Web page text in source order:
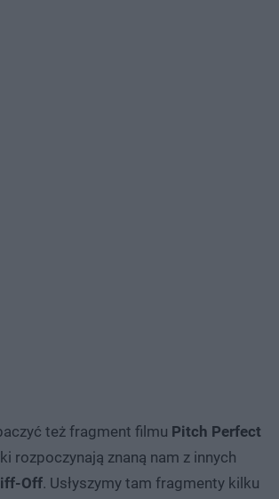
też fragment filmu Pitch Perfect
rozpoczynają znaną nam z innych
Off. Usłyszymy tam fragmenty kilku